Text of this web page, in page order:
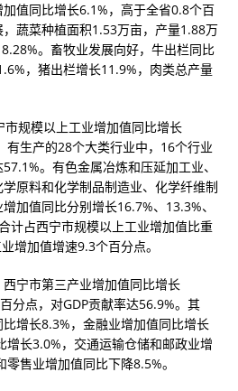
值同比增长6.1%，高于全省0.8个百
蔬菜种植面积1.53万亩，产量1.88万
。畜牧业发展向好，牛出栏同比
，猪出栏增长11.9%，肉类总产量
规模以上工业增加值同比增长
有生产的28个大类行业中，16个行业
。有色金属冶炼和压延加工业、
原料和化学制品制造业、化学纤维制
加值同比分别增长16.7%、13.3%、
计占西宁市规模以上工业增加值比重
增加值增速9.3个百分点。
宁市第三产业增加值同比增长
分点，对GDP贡献率达56.9%。其
增长8.3%，金融业增加值同比增长
增长3.0%，交通运输仓储和邮政业增
售业增加值同比下降8.5%。